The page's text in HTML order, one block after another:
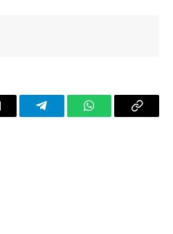
TelegramWhatsAppCopy